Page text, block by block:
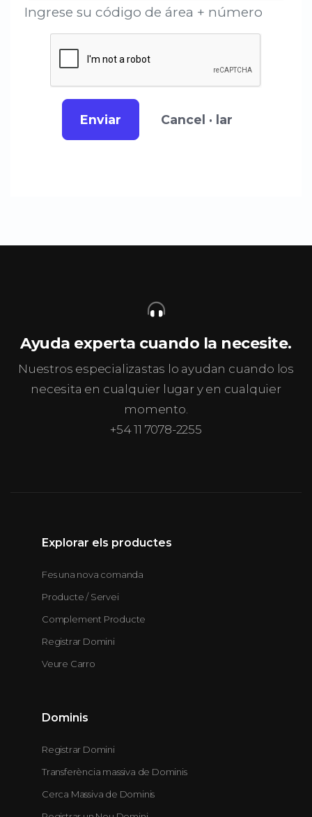
Ingrese su código de área + número
Enviar Cancel · lar
Ayuda experta cuando la necesite.
Nuestros especializastas lo ayudan cuando los
necesita en cualquier lugar y en cualquier
momento.
+54 11 7078-2255
Explorar els productes
Fes una nova comanda
Producte / Servei
Complement Producte
Registrar Domini
Veure Carro
Dominis
Registrar Domini
Transferència massiva de Dominis
Cerca Massiva de Dominis